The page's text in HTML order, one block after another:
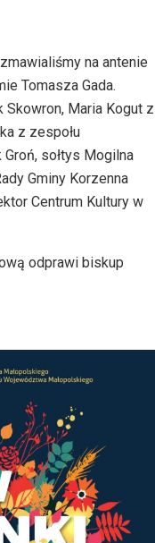
na antenie
Tomasza Gada.
Maria Kogut z
z zespołu
sołtys Mogilna
Gminy Korzenna
Centrum Kultury w
odprawi biskup